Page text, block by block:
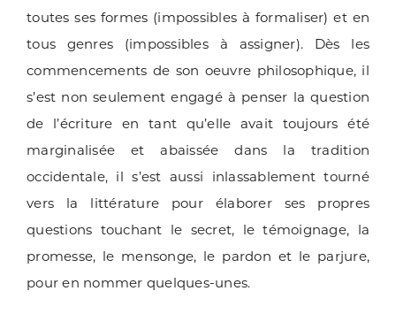
toutes ses formes (impossibles à formaliser) et en
tous genres (impossibles à assigner). Dès les
commencements de son oeuvre philosophique, il
s’est non seulement engagé à penser la question
de l’écriture en tant qu’elle avait toujours été
marginalisée et abaissée dans la tradition
occidentale, il s’est aussi inlassablement tourné
vers la littérature pour élaborer ses propres
questions touchant le secret, le témoignage, la
promesse, le mensonge, le pardon et le parjure,
pour en nommer quelques-unes.